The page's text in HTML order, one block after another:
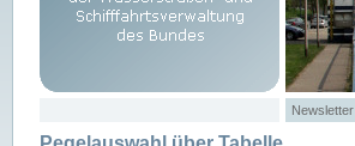
Newsletter